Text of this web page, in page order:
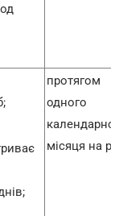
протягом
одного
місяця на